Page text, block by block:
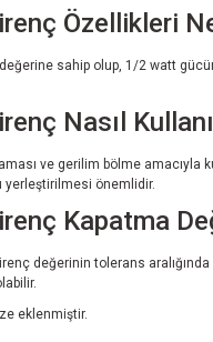
Özellikleri
sahip olup, 1/2 watt
Nasıl
ve gerilim bölme
yerleştirilmesi önemlidir.
Kapatma
değerinin tolerans
eklenmiştir.